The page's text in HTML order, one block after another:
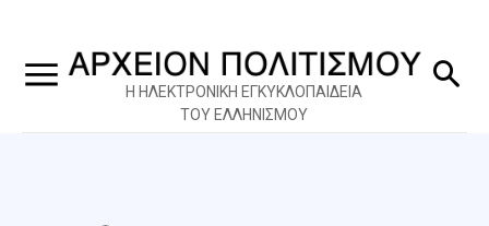
Η ΗΛΕΚΤΡΟΝΙΚΗ ΕΓΚΥΚΛΟΠΑΙΔΕΙΑ
ΤΟΥ ΕΛΛΗΝΙΣΜΟΥ